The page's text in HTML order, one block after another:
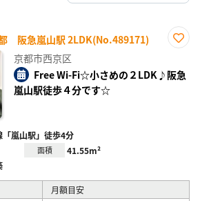
阪急嵐山駅 2LDK(No.489171)
り登
録
京都市西京区
Free Wi-Fi☆小さめの２LDK♪阪急
嵐山駅徒歩４分です☆
嵐山駅」徒歩4分
面積 41.55m²
月額目安